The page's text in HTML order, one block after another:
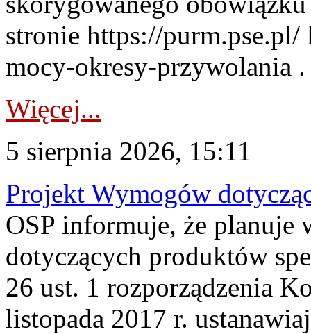
stronie https://
mocy-okresy-przywolania
Więcej...
5 sierpnia 2026, 15:11
Projekt Wymogów
OSP informuje, że planuje
dotyczących produktów
26 ust. 1 rozporządzenia
listopada 2017 r.